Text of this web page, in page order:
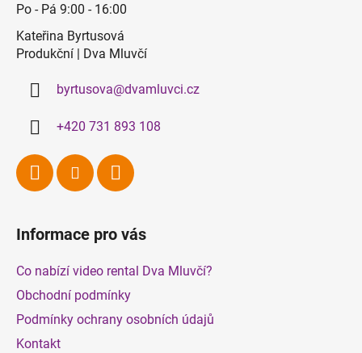
Po - Pá 9:00 - 16:00
Kateřina Byrtusová
Produkční | Dva Mluvčí
byrtusova@dvamluvci.cz
+420 731 893 108
Informace pro vás
Co nabízí video rental Dva Mluvčí?
Obchodní podmínky
Podmínky ochrany osobních údajů
Kontakt